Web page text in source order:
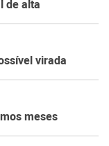
de alta
virada
meses